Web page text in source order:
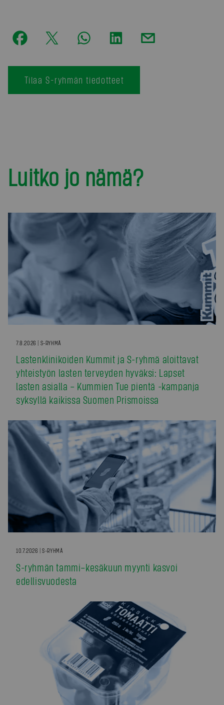
Tilaa S-ryhmän tiedotteet
Luitko jo nämä?
7.8.2026 | S-RYHMÄ
Lastenklinikoiden Kummit ja S-ryhmä aloittavat
yhteistyön lasten terveyden hyväksi: Lapset
lasten asialla – Kummien Tue pientä -kampanja
syksyllä kaikissa Suomen Prismoissa
10.7.2026 | S-RYHMÄ
S-ryhmän tammi–kesäkuun myynti kasvoi
edellisvuodesta